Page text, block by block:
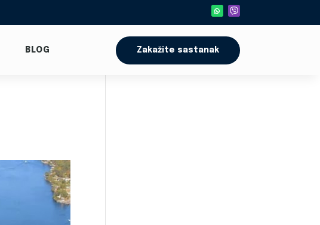
BLOG Zakažite sastanak